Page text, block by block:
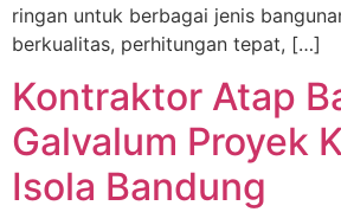
ringan untuk berbagai jenis
berkualitas, perhitungan tepat, […]
Kontraktor Atap
Galvalum Proyek
Isola Bandung